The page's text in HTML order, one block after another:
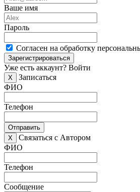
Ваше имя
Пароль
Согласен на обработку
Зарегистрироваться
Уже есть аккаунт? Войти
X
Записаться
ФИО
Телефон
Отправить
X
Связаться с Автором
ФИО
Телефон
Сообщение